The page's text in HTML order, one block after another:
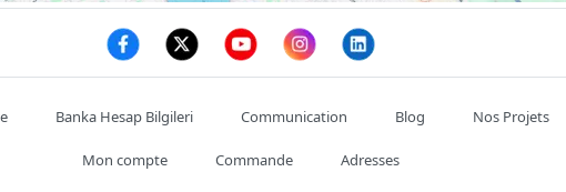
Banka Hesap Bilgileri Communication Blog Nos Projets
Mon compte Commande Adresses